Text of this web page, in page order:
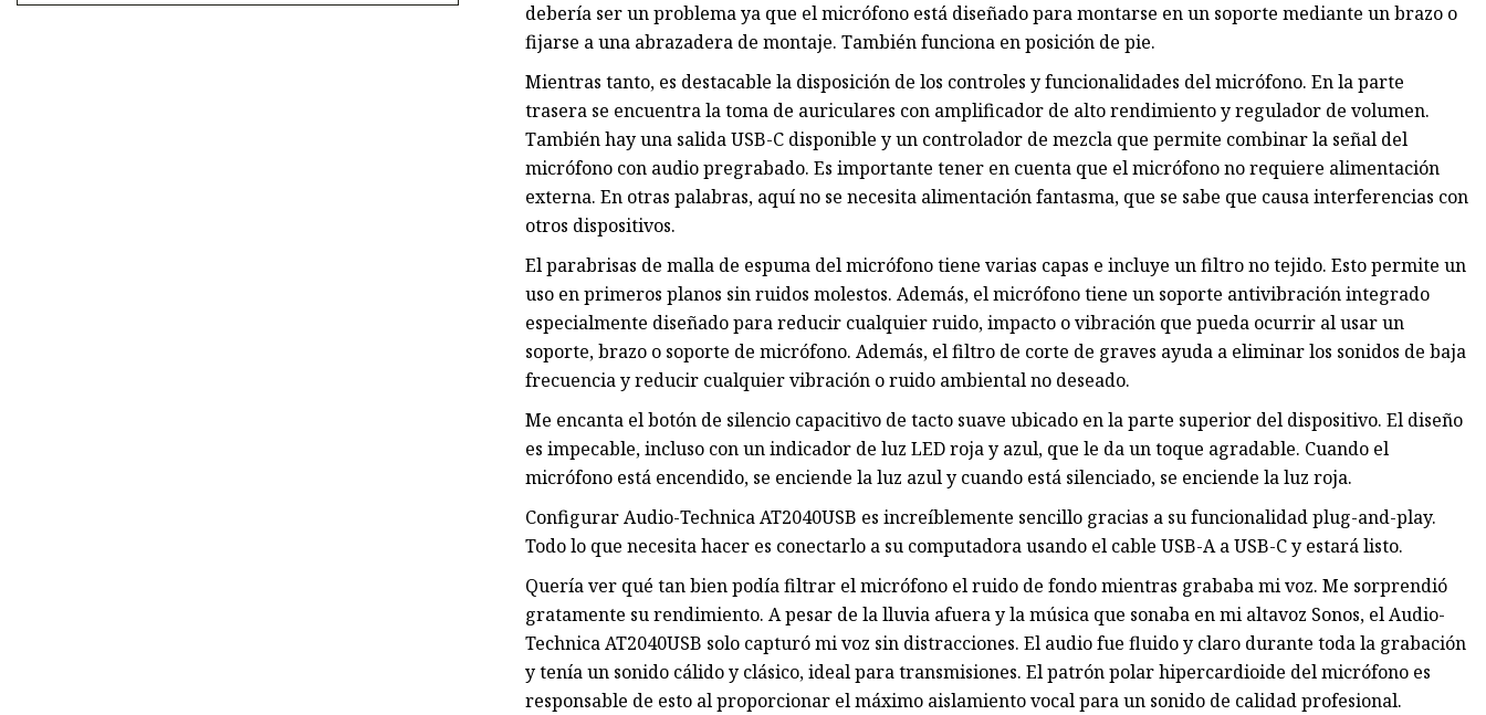
debería ser un problema ya que el micrófono está diseñado para montarse en un soporte mediante un brazo o
fijarse a una abrazadera de montaje. También funciona en posición de pie.
Mientras tanto, es destacable la disposición de los controles y funcionalidades del micrófono. En la parte
trasera se encuentra la toma de auriculares con amplificador de alto rendimiento y regulador de volumen.
También hay una salida USB-C disponible y un controlador de mezcla que permite combinar la señal del
micrófono con audio pregrabado. Es importante tener en cuenta que el micrófono no requiere alimentación
externa. En otras palabras, aquí no se necesita alimentación fantasma, que se sabe que causa interferencias con
otros dispositivos.
El parabrisas de malla de espuma del micrófono tiene varias capas e incluye un filtro no tejido. Esto permite un
uso en primeros planos sin ruidos molestos. Además, el micrófono tiene un soporte antivibración integrado
especialmente diseñado para reducir cualquier ruido, impacto o vibración que pueda ocurrir al usar un
soporte, brazo o soporte de micrófono. Además, el filtro de corte de graves ayuda a eliminar los sonidos de baja
frecuencia y reducir cualquier vibración o ruido ambiental no deseado.
Me encanta el botón de silencio capacitivo de tacto suave ubicado en la parte superior del dispositivo. El diseño
es impecable, incluso con un indicador de luz LED roja y azul, que le da un toque agradable. Cuando el
micrófono está encendido, se enciende la luz azul y cuando está silenciado, se enciende la luz roja.
Configurar Audio-Technica AT2040USB es increíblemente sencillo gracias a su funcionalidad plug-and-play.
Todo lo que necesita hacer es conectarlo a su computadora usando el cable USB-A a USB-C y estará listo.
Quería ver qué tan bien podía filtrar el micrófono el ruido de fondo mientras grababa mi voz. Me sorprendió
gratamente su rendimiento. A pesar de la lluvia afuera y la música que sonaba en mi altavoz Sonos, el Audio-
Technica AT2040USB solo capturó mi voz sin distracciones. El audio fue fluido y claro durante toda la grabación
y tenía un sonido cálido y clásico, ideal para transmisiones. El patrón polar hipercardioide del micrófono es
responsable de esto al proporcionar el máximo aislamiento vocal para un sonido de calidad profesional.